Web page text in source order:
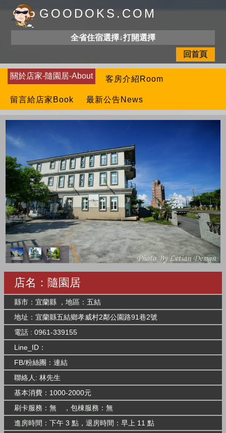
GOODOKS.COM
全省住宿選擇↓打開選擇
回首頁
關於店家-隨園居-About 客房介紹Room
留言給店家Book 最新公告News
店名：隨園居
縣市：宜蘭縣 ，地區：五結
地址：宜蘭縣五結鄉孝威村2鄰公園路91巷2號
電話 : 0961-339155
Line_ID：
FB/粉絲團： 連結
聯絡人: 林先生
基本消費：1000-2000元
刷卡服務：無 ，包棟服務：無
進房時間：下午 3 點，退房時間：早上 11 點